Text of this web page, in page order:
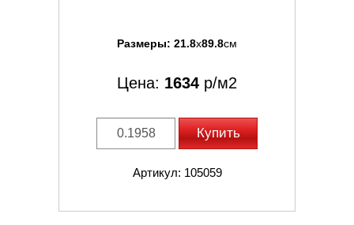
Размеры: 21.8x89.8см
Цена: 1634 р/м2
Купить
Артикул: 105059